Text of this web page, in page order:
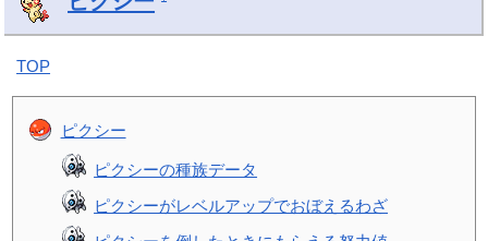
TOP
ピクシー
ピクシーの種族データ
ピクシーがレベルアップでおぼえるわざ